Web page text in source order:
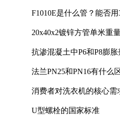
F1010E是什么管？能否用
20x40x2镀锌方管单米重
抗渗混凝土中P6和P8膨
法兰PN25和PN16有什么
消费者对洗衣机的核心需
U型螺栓的国家标准